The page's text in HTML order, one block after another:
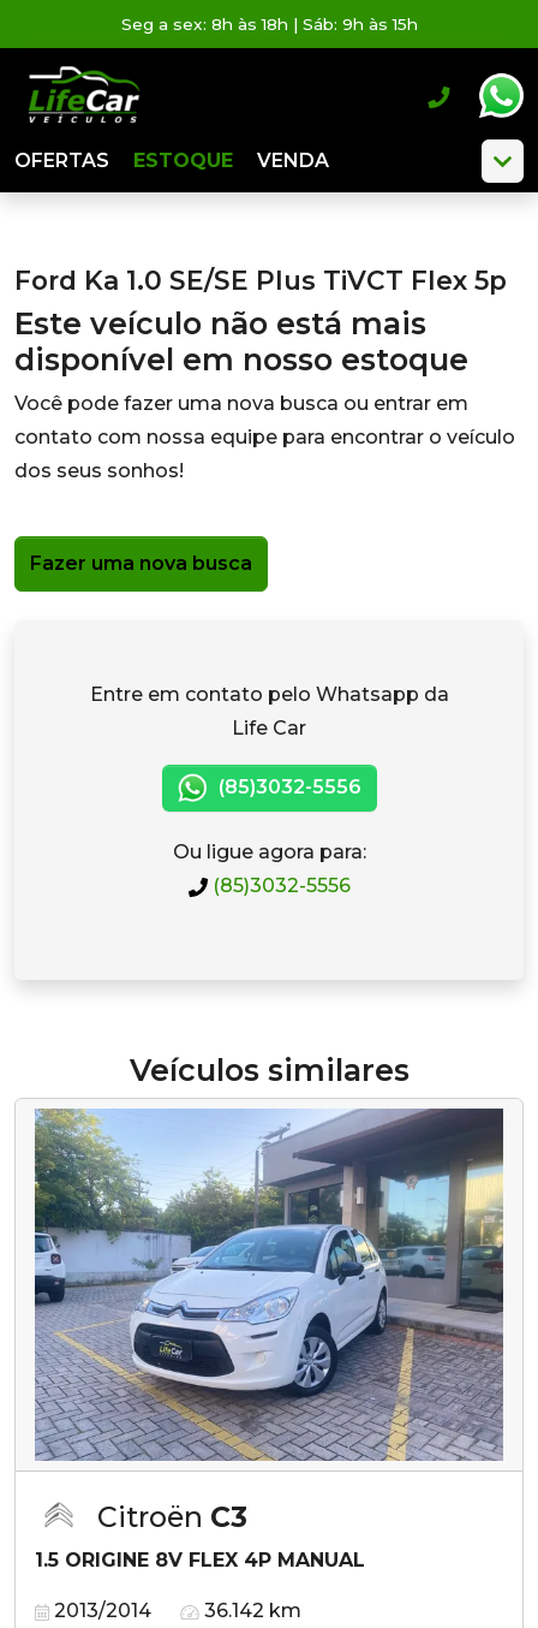
Seg a sex: 8h às 18h | Sáb: 9h às 15h
OFERTAS ESTOQUE VENDA
Ford Ka 1.0 SE/SE Plus TiVCT Flex 5p
Este veículo não está mais
disponível em nosso estoque
Você pode fazer uma nova busca ou entrar em
contato com nossa equipe para encontrar o veículo
dos seus sonhos!
Fazer uma nova busca
Entre em contato pelo Whatsapp da
Life Car
(85)3032-5556
Ou ligue agora para:
(85)3032-5556
Veículos similares
Citroën C3
1.5 ORIGINE 8V FLEX 4P MANUAL
2013/2014 36.142 km